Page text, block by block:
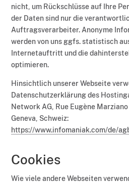
nicht, um Rückschlüsse auf Ihre
der Daten sind nur die
Auftragsverarbeiter. Anonyme
werden von uns ggfs. statistisch
Internetauftritt und die
optimieren.
Hinsichtlich unserer Webseite
Datenschutzerklärung des
Network AG, Rue Eugène
Geneva, Schweiz:
https://www.infomaniak.com/de/
Cookies
Wie viele andere Webseiten